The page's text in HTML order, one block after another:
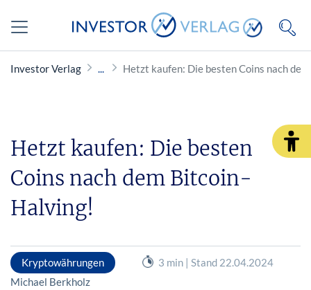
Investor Verlag Hetzt kaufen: Die besten Coins nach
Hetzt kaufen: Die besten
Coins nach dem Bitcoin-
Halving!
Kryptowährungen
3 min | Stand 22.04.2024
Michael Berkholz